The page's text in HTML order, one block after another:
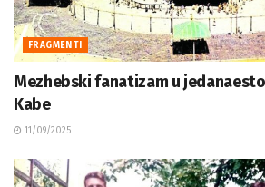
FRAGMENTI
Mezhebski fanatizam u
Kabe
11/09/2025